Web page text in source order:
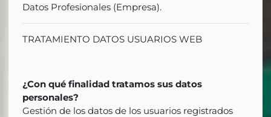
Datos Profesionales (Empresa).
TRATAMIENTO DATOS USUARIOS WEB
¿Con qué finalidad tratamos sus datos
personales?
Gestión de los datos de los usuarios registrados